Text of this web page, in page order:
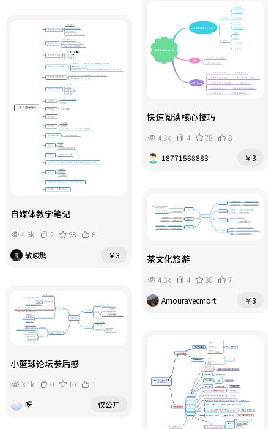
快速阅读核心技巧
4.3k 4 78
8
18771568883
￥3
自媒体教学笔记
4.5k 2 58
6
敬峻鹏
￥3 茶文化旅游
4.3k 4 36
7
Amouravecmort
￥3
小篮球论坛参后感
3.1k 0 10
1
呀
仅公开